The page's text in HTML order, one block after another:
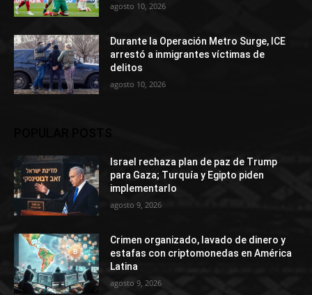
agosto 10, 2026
Durante la Operación Metro Surge, ICE
arrestó a inmigrantes víctimas de
delitos
agosto 10, 2026
Israel rechaza plan de paz de Trump
para Gaza; Turquía y Egipto piden
implementarlo
agosto 9, 2026
Crimen organizado, lavado de dinero y
estafas con criptomonedas en América
Latina
agosto 9, 2026